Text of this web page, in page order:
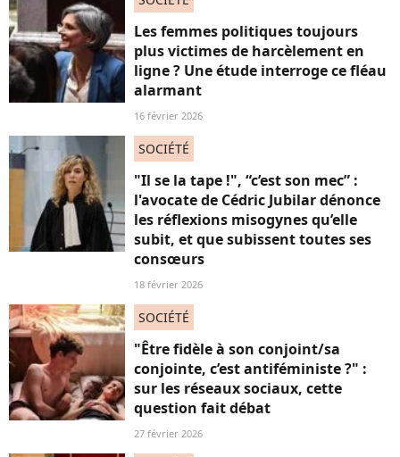
Les femmes politiques toujours
plus victimes de harcèlement en
ligne ? Une étude interroge ce fléau
alarmant
16 février 2026
SOCIÉTÉ
"Il se la tape !", “c’est son mec” :
l'avocate de Cédric Jubilar dénonce
les réflexions misogynes qu’elle
subit, et que subissent toutes ses
consœurs
18 février 2026
SOCIÉTÉ
"Être fidèle à son conjoint/sa
conjointe, c’est antiféministe ?" :
sur les réseaux sociaux, cette
question fait débat
27 février 2026